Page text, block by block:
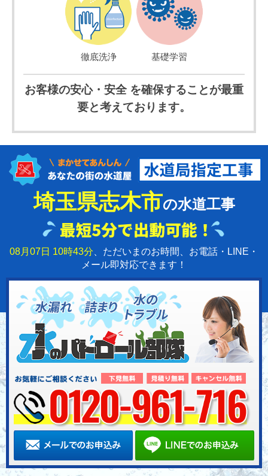
徹底洗浄 基礎学習
お客様の安心・安全 を確保することが最重
要と考えております。
埼玉県志木市の水道工事
08月07日 10時43分 、ただいまのお時間、お電話・LINE・
メール即対応できます！